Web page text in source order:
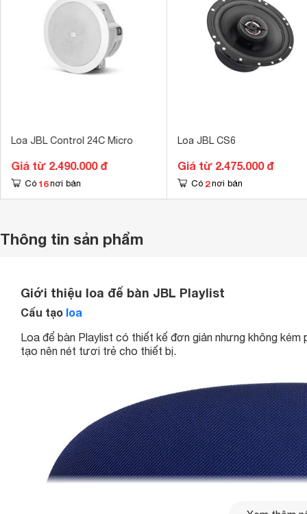
Loa JBL Control 24C Micro
Giá từ 2.490.000 đ
Có 16 nơi bán
Loa JBL CS6
Giá từ 2.475.000 đ
Có 2 nơi bán
Thông tin sản phẩm
Giới thiệu loa để bàn JBL Playlist
Cấu tạo loa
Loa để bàn Playlist có thiết kế đơn giản nhưng không kém
tạo nên nét tươi trẻ cho thiết bị.